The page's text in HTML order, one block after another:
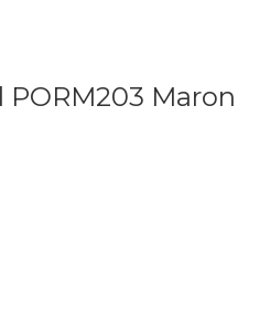
Maron